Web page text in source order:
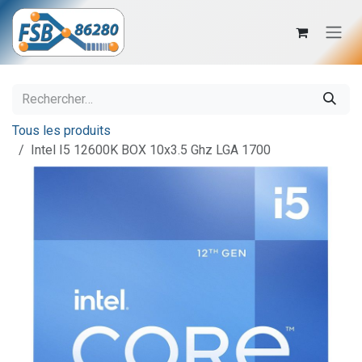
Se rendre au contenu
Tous les produits
Intel I5 12600K BOX 10x3.5 Ghz LGA 1700